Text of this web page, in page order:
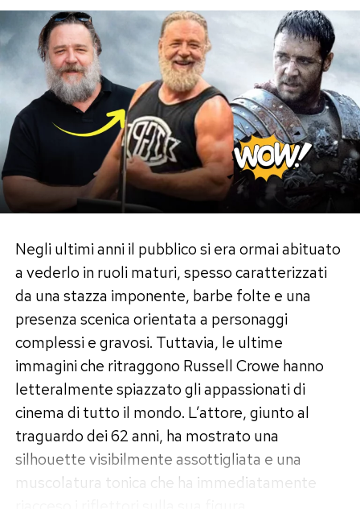
Negli ultimi anni il pubblico si era ormai abituato
a vederlo in ruoli maturi, spesso caratterizzati
da una stazza imponente, barbe folte e una
presenza scenica orientata a personaggi
complessi e gravosi. Tuttavia, le ultime
immagini che ritraggono Russell Crowe hanno
letteralmente spiazzato gli appassionati di
cinema di tutto il mondo. L’attore, giunto al
traguardo dei 62 anni, ha mostrato una
silhouette visibilmente assottigliata e una
muscolatura tonica che ha immediatamente